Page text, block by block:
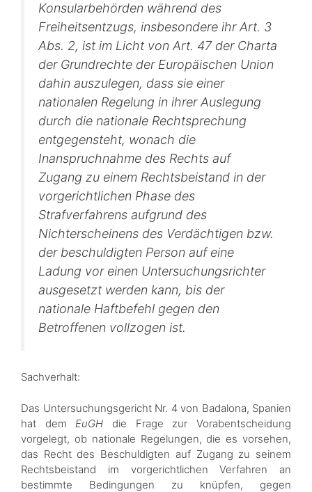
Konsularbehörden während des
Freiheitsentzugs, insbesondere ihr Art. 3
Abs. 2, ist im Licht von Art. 47 der Charta
der Grundrechte der Europäischen Union
dahin auszulegen, dass sie einer
nationalen Regelung in ihrer Auslegung
durch die nationale Rechtsprechung
entgegensteht, wonach die
Inanspruchnahme des Rechts auf
Zugang zu einem Rechtsbeistand in der
vorgerichtlichen Phase des
Strafverfahrens aufgrund des
Nichterscheinens des Verdächtigen bzw.
der beschuldigten Person auf eine
Ladung vor einen Untersuchungsrichter
ausgesetzt werden kann, bis der
nationale Haftbefehl gegen den
Betroffenen vollzogen ist.
Sachverhalt:
Das Untersuchungsgericht Nr. 4 von Badalona, Spanien
hat dem EuGH die Frage zur Vorabentscheidung
vorgelegt, ob nationale Regelungen, die es vorsehen,
das Recht des Beschuldigten auf Zugang zu seinem
Rechtsbeistand im vorgerichtlichen Verfahren an
bestimmte Bedingungen zu knüpfen, gegen